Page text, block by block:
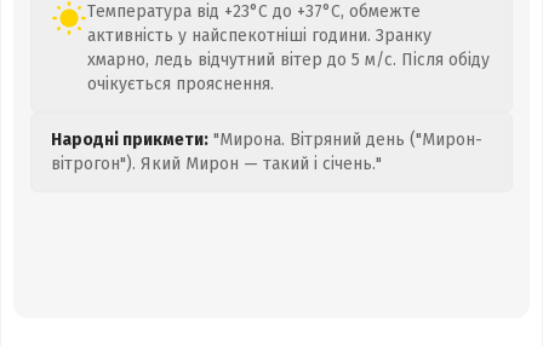
Температура від +23°C до +37°C, обмежте
активність у найспекотніші години. Зранку
хмарно, ледь відчутний вітер до 5 м/с. Після обіду
очікується прояснення.
Народні прикмети: "Мирона. Вітряний день ("Мирон-
вітрогон"). Який Мирон — такий і січень."